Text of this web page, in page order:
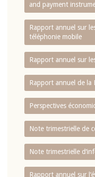
and payment
Rapport annuel sur
téléphonie mobile
Rapport annuel sur
Rapport annuel de la
Perspectives
Note trimestrielle de
Note trimestrielle
Rapport annuel sur